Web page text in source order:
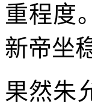
重程度
新帝坐
果然朱